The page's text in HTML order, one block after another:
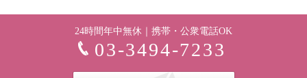
24時間年中無休｜携帯・公衆電話OK
03-3494-7233